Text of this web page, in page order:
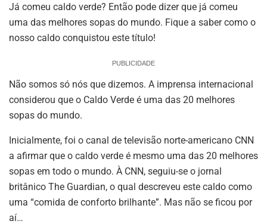
Já comeu caldo verde? Então pode dizer que já comeu
uma das melhores sopas do mundo. Fique a saber como o
nosso caldo conquistou este título!
PUBLICIDADE
Não somos só nós que dizemos. A imprensa internacional
considerou que o Caldo Verde é uma das 20 melhores
sopas do mundo.
Inicialmente, foi o canal de televisão norte-americano CNN
a afirmar que o caldo verde é mesmo uma das 20 melhores
sopas em todo o mundo. À CNN, seguiu-se o jornal
britânico The Guardian, o qual descreveu este caldo como
uma “comida de conforto brilhante”. Mas não se ficou por
aí…